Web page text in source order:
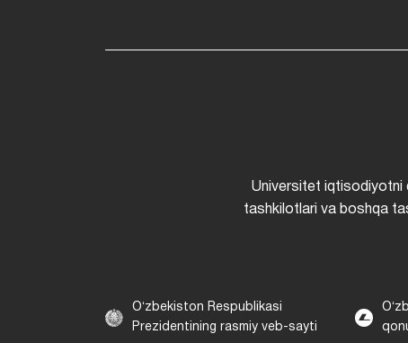
Universitet iqtisodiyotni
tashkilotlari va boshqa
Oʻzbekiston Respublikasi
Prezidentining rasmiy veb-sayti